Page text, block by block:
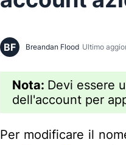
BF Breandan Flood Ultimo
Nota: Devi essere
dell'account per
Per modificare il